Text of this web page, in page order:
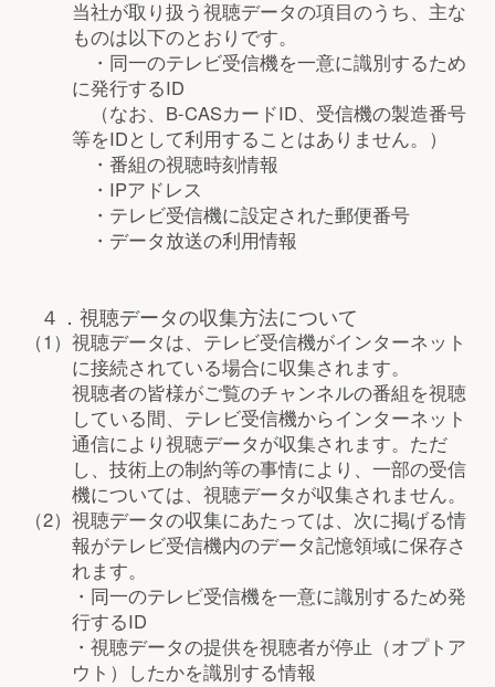
当社が取り扱う視聴データの項目のうち、主な
ものは以下のとおりです。
・同一のテレビ受信機を一意に識別するため
に発行するID
（なお、B-CASカードID、受信機の製造番号
等をIDとして利用することはありません。）
・番組の視聴時刻情報
・IPアドレス
・テレビ受信機に設定された郵便番号
・データ放送の利用情報
４．視聴データの収集方法について
（1） 視聴データは、テレビ受信機がインターネット
に接続されている場合に収集されます。
視聴者の皆様がご覧のチャンネルの番組を視聴
している間、テレビ受信機からインターネット
通信により視聴データが収集されます。ただ
し、技術上の制約等の事情により、一部の受信
機については、視聴データが収集されません。
（2） 視聴データの収集にあたっては、次に掲げる情
報がテレビ受信機内のデータ記憶領域に保存さ
れます。
・同一のテレビ受信機を一意に識別するため発
行するID
・視聴データの提供を視聴者が停止（オプトア
ウト）したかを識別する情報